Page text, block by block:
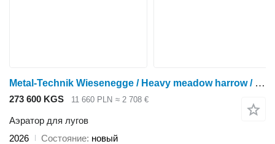
Metal-Technik Wiesenegge / Heavy meadow harrow / Herse de prairie lourde 8 m
273 600 KGS 11 660 PLN ≈ 2 708 €
Аэратор для лугов
2026
Состояние новый